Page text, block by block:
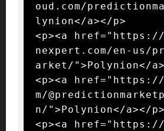
oud.com/
lynion</a></p>
<p><a href="https://
nexpert.com/en-us/
arket/">Polynion</
<p><a href="https://
m/
n/">Polynion</a></p>
<p><a